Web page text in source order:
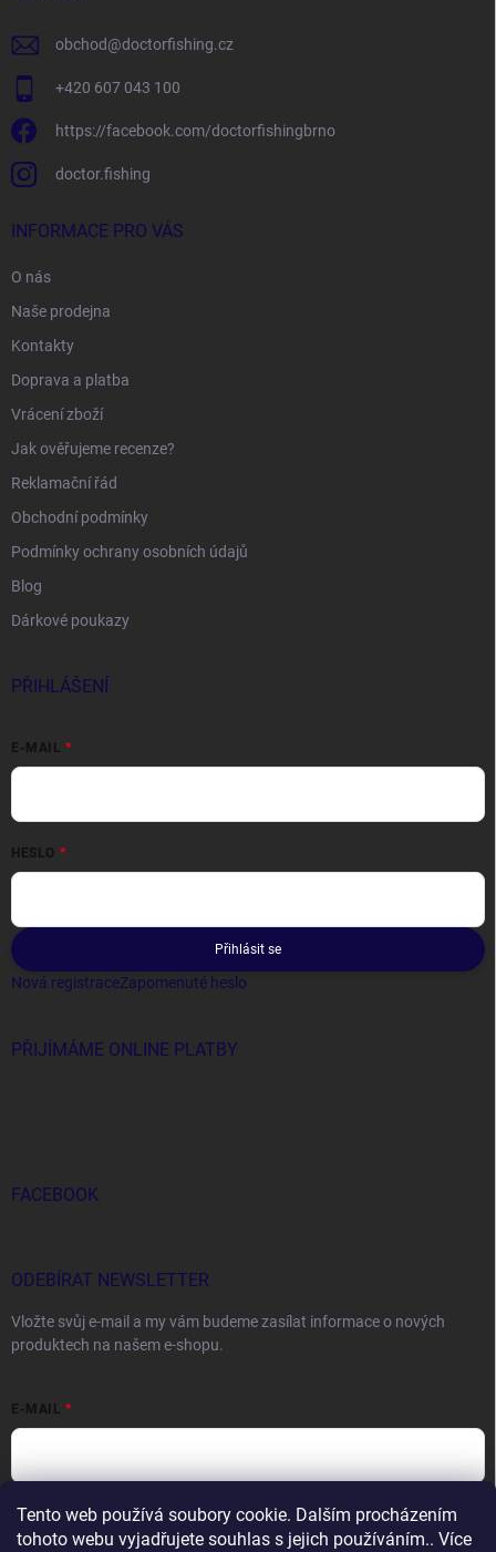
Tento web používá soubory cookie. Dalším procházením
tohoto webu vyjadřujete souhlas s jejich používáním.. Více
obchod@doctorfishing.cz
+420 607 043 100
https://facebook.com/doctorfishingbrno
doctor.fishing
INFORMACE PRO VÁS
O nás
Naše prodejna
Kontakty
Doprava a platba
Vrácení zboží
Jak ověřujeme recenze?
Reklamační řád
Obchodní podmínky
Podmínky ochrany osobních údajů
Blog
Dárkové poukazy
PŘIHLÁŠENÍ
E-MAIL
HESLO
Přihlásit se
Nová registraceZapomenuté heslo
PŘIJÍMÁME ONLINE PLATBY
FACEBOOK
ODEBÍRAT NEWSLETTER
Vložte svůj e-mail a my vám budeme zasílat informace o nových
produktech na našem e-shopu.
E-MAIL
Vložením e-mailu souhlasíte spodmínkami ochrany osobních údajů